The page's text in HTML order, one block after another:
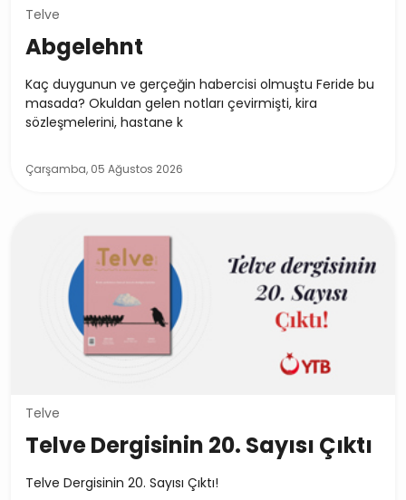
Telve
Abgelehnt
Kaç duygunun ve gerçeğin habercisi olmuştu Feride bu
masada? Okuldan gelen notları çevirmişti, kira
sözleşmelerini, hastane k
Çarşamba, 05 Ağustos 2026
Telve
Telve Dergisinin 20. Sayısı Çıktı
Telve Dergisinin 20. Sayısı Çıktı!